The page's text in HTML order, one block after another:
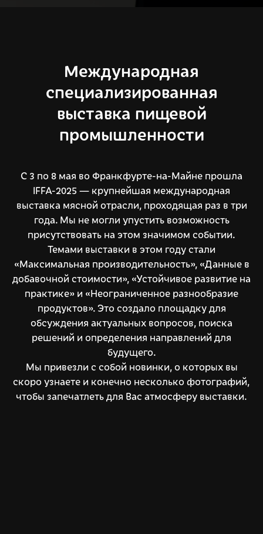
Международная
специализированная
выставка пищевой
промышленности
С 3 по 8 мая во Франкфурте-на-Майне прошла
IFFA-2025 — крупнейшая международная
выставка мясной отрасли, проходящая раз в три
года. Мы не могли упустить возможность
присутствовать на этом значимом событии.
Темами выставки в этом году стали
«Максимальная производительность», «Данные в
добавочной стоимости», «Устойчивое развитие на
практике» и «Неограниченное разнообразие
продуктов». Это создало площадку для
обсуждения актуальных вопросов, поиска
решений и определения направлений для
будущего.
Мы привезли с собой новинки, о которых вы
скоро узнаете и конечно несколько фотографий,
чтобы запечатлеть для Вас атмосферу выставки.